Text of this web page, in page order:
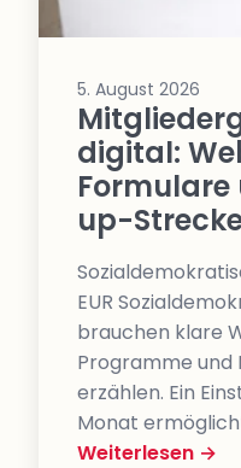
5. August 2026
digital:
Formulare
up-
EUR
brauchen klare
Programme und
erzählen. Ein
Monat
Weiterlesen →